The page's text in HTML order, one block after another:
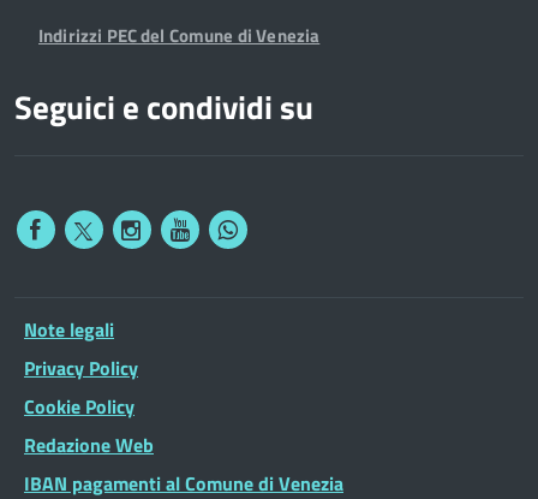
Indirizzi PEC del Comune di Venezia
Seguici e condividi su
Note legali
Privacy Policy
Cookie Policy
Redazione Web
IBAN pagamenti al Comune di Venezia